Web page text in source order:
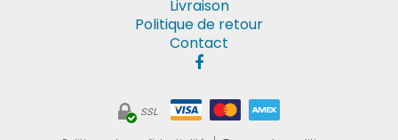
Livraison
Politique de retour
Contact
SSL